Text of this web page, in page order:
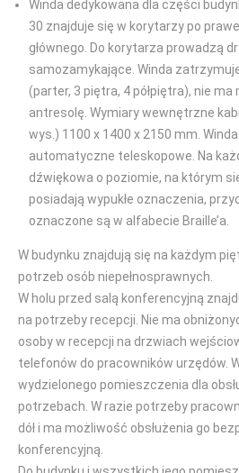
Winda dedykowana dla części
30 znajduje się w korytarzy po
głównego. Do korytarza prowadzą
samozamykające. Winda
(parter, 3 piętra, 4 półpiętra), nie
antresolę. Wymiary wewnętrzne
wys.) 1100 x 1400 x 2150 mm.
automatyczne teleskopowe. Na
dźwiękowa o poziomie, na którym
posiadają wypukłe oznaczenia,
oznaczone są w alfabecie Braille’a.
W budynku znajdują się na każdym
potrzeb osób niepełnosprawnych.
W holu przed salą konferencyjną
na potrzeby recepcji. Nie ma
osoby w recepcji na drzwiach
telefonów do pracowników urzędów.
wydzielonego pomieszczenia dla
potrzebach. W razie potrzeby
dół i ma możliwość obsłużenia go
konferencyjną.